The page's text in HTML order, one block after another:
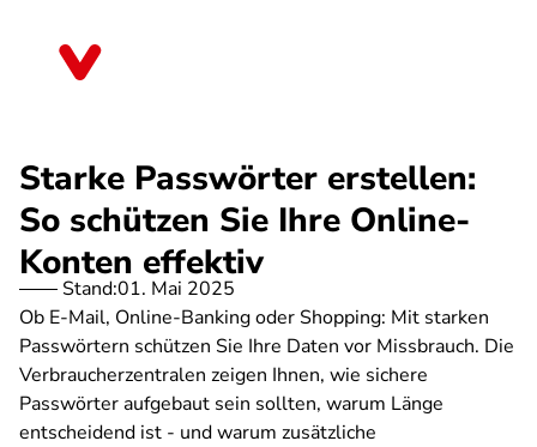
Starke Passwörter erstellen:
So schützen Sie Ihre Online-
Konten effektiv
Stand:01. Mai 2025
Ob E-Mail, Online-Banking oder Shopping: Mit starken
Passwörtern schützen Sie Ihre Daten vor Missbrauch. Die
Verbraucherzentralen zeigen Ihnen, wie sichere
Passwörter aufgebaut sein sollten, warum Länge
entscheidend ist - und warum zusätzliche